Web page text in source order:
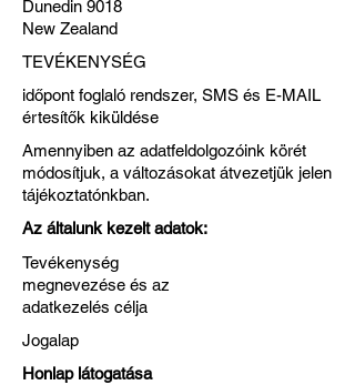
Dunedin 9018
New Zealand
TEVÉKENYSÉG
időpont foglaló rendszer, SMS és E-MAIL
értesítők kiküldése
Amennyiben az adatfeldolgozóink körét
módosítjuk, a változásokat átvezetjük jelen
tájékoztatónkban.
Az általunk kezelt adatok:
Tevékenység
megnevezése és az
adatkezelés célja
Jogalap
Honlap látogatása